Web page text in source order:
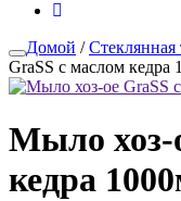
Домой /Стеклянная
GraSS с маслом кедра
Мыло хоз-
кедра